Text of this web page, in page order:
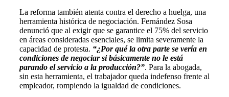
La reforma también atenta contra el derecho a huelga, una
herramienta histórica de negociación. Fernández Sosa
denunció que al exigir que se garantice el 75% del servicio
en áreas consideradas esenciales, se limita severamente la
capacidad de protesta. “¿Por qué la otra parte se vería en
condiciones de negociar si básicamente no le está
parando el servicio a la producción?”. Para la abogada,
sin esta herramienta, el trabajador queda indefenso frente al
empleador, rompiendo la igualdad de condiciones.